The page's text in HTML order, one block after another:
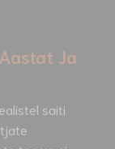
Ja
saiti